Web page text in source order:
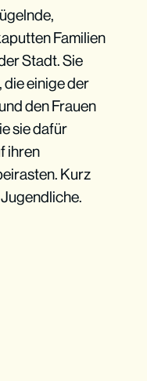
Familien
Stadt. Sie
die einige der
den Frauen
sie dafür
ihren
Kurz